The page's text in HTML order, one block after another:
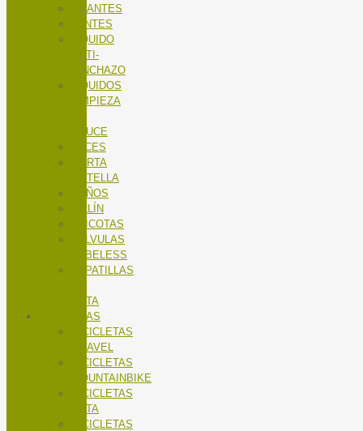
GUANTES
LENTES
LÍQUIDO
ANTI-
PINCHAZO
LÍQUIDOS
LIMPIEZA
SAUCE
LUCES
PORTA
BOTELLA
PUÑOS
SILLÍN
TRICOTAS
VALVULAS
TUBELESS
ZAPATILLAS
RUTA
BICICLETAS
BICICLETAS
GRAVEL
BICICLETAS
MOUNTAINBIKE
BICICLETAS
RUTA
BICICLETAS